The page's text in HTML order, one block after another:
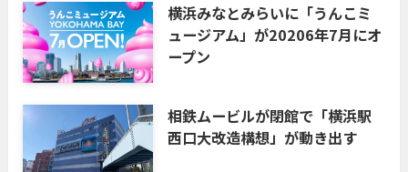
横浜みなとみらいに「うんこミ
ュージアム」が20206年7月にオ
ープン
相鉄ムービルが閉館で「横浜駅
西口大改造構想」が動き出す